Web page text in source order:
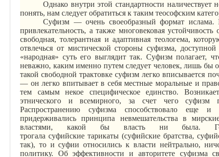
Однако внутри этой стандартности наличествует
понять, нам следует обратиться к таким теософским
Суфизм — очень своеобразный формат ислама.
привлекательность, а также многовековая
свободная, толерантная и адаптивная теологема,
отвлечься от мистической стороны суфизма,
«народная» суть его выглядит так. Суфизм полагает,
неважно, каким именно путем следует человек, лишь бы
такой свободной трактовке суфизм легко вписывается
— он легко впитывает в себя местные моральные и
тем самым некое специфическое единство.
этнического и всемирного, за счет чего суфизм
Распространению суфизма способствовало
придерживались принципа невмешательства в
властями, какой бы власть ни была.
трогала суфийские тарикаты(суфийскиебратства,
так), то и суфии относились к власти нейтрально,
политику. Об эффективности и авторитете суфизма